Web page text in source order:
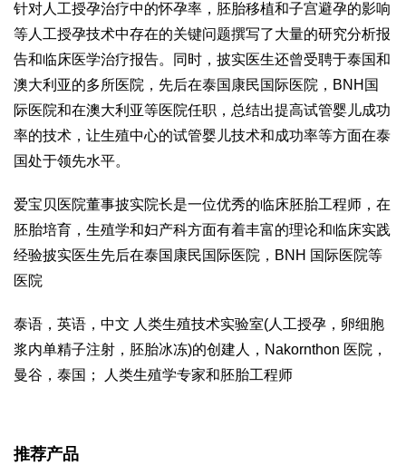
针对人工授孕治疗中的怀孕率，胚胎移植和子宫避孕的影响
等人工授孕技术中存在的关键问题撰写了大量的研究分析报
告和临床医学治疗报告。同时，披实医生还曾受聘于泰国和
澳大利亚的多所医院，先后在泰国康民国际医院，BNH国
际医院和在澳大利亚等医院任职，总结出提高试管婴儿成功
率的技术，让生殖中心的试管婴儿技术和成功率等方面在泰
国处于领先水平。
爱宝贝医院董事披实院长是一位优秀的临床胚胎工程师，在
胚胎培育，生殖学和妇产科方面有着丰富的理论和临床实践
经验披实医生先后在泰国康民国际医院，BNH 国际医院等
医院
泰语，英语，中文 人类生殖技术实验室(人工授孕，卵细胞
浆内单精子注射，胚胎冰冻)的创建人，Nakornthon 医院，
曼谷，泰国； 人类生殖学专家和胚胎工程师
推荐产品